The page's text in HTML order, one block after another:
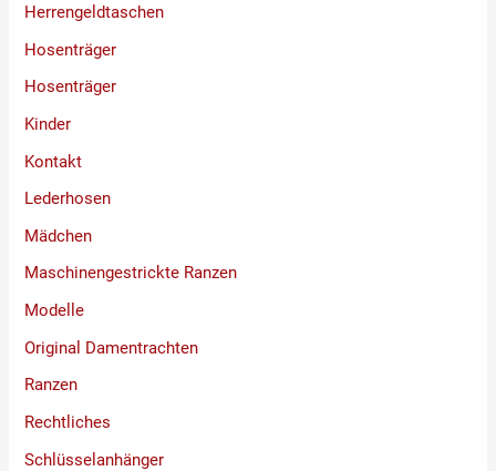
Herrengeldtaschen
Hosenträger
Hosenträger
Kinder
Kontakt
Lederhosen
Mädchen
Maschinengestrickte Ranzen
Modelle
Original Damentrachten
Ranzen
Rechtliches
Schlüsselanhänger